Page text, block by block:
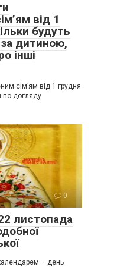
від 1
будуть
дитиною,
інші
сім’ям від 1 грудня
по догляду
0
листопада
– день